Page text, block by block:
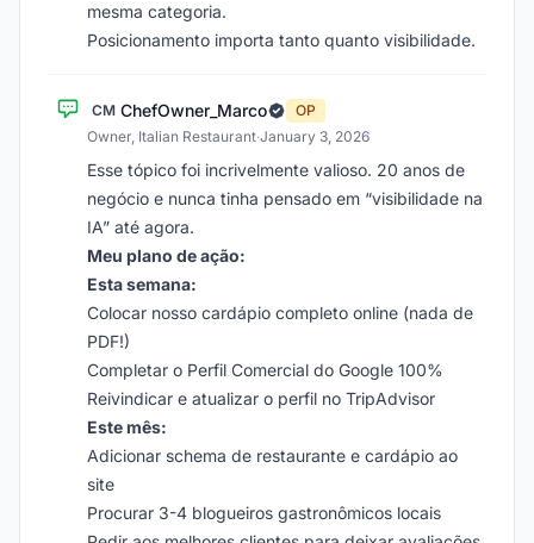
mesma categoria.
Posicionamento importa tanto quanto visibilidade.
CM ChefOwner_Marco
OP
Owner, Italian Restaurant·January 3, 2026
Esse tópico foi incrivelmente valioso. 20 anos de
negócio e nunca tinha pensado em “visibilidade na
IA” até agora.
Meu plano de ação:
Esta semana:
Colocar nosso cardápio completo online (nada de
PDF!)
Completar o Perfil Comercial do Google 100%
Reivindicar e atualizar o perfil no TripAdvisor
Este mês:
Adicionar schema de restaurante e cardápio ao
site
Procurar 3-4 blogueiros gastronômicos locais